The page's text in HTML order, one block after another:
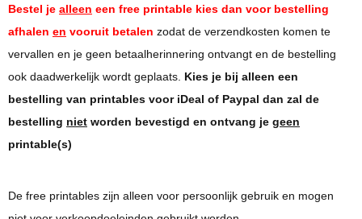
Bestel je alleen een free printable kies dan voor bestelling
afhalen en vooruit betalen zodat de verzendkosten komen te
vervallen en je geen betaalherinnering ontvangt en de bestelling
ook daadwerkelijk wordt geplaats. Kies je bij alleen een
bestelling van printables voor iDeal of Paypal dan zal de
bestelling niet worden bevestigd en ontvang je geen
printable(s)
De free printables zijn alleen voor persoonlijk gebruik en mogen